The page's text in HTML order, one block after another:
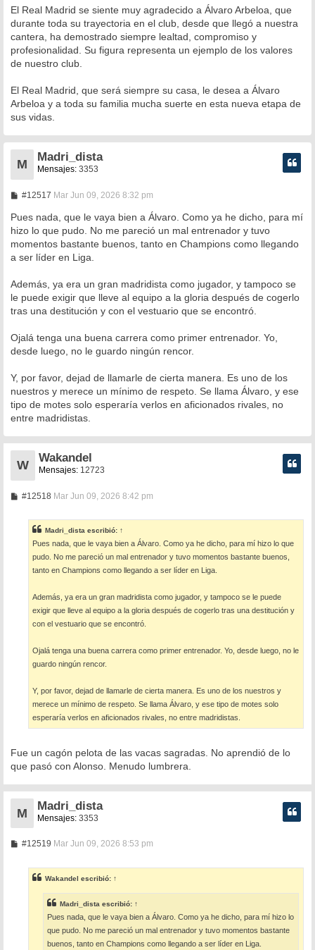
e
El Real Madrid se siente muy agradecido a Álvaro Arbeloa, que
durante toda su trayectoria en el club, desde que llegó a nuestra
cantera, ha demostrado siempre lealtad, compromiso y
profesionalidad. Su figura representa un ejemplo de los valores
de nuestro club.
El Real Madrid, que será siempre su casa, le desea a Álvaro
Arbeloa y a toda su familia mucha suerte en esta nueva etapa de
sus vidas.
M
Madri_dista
Mensajes: 3353
#12517M
n
a
j
e
Mar Jun 09, 2026 8:32 pm
Pues nada, que le vaya bien a Álvaro. Como ya he dicho, para mí
hizo lo que pudo. No me pareció un mal entrenador y tuvo
momentos bastante buenos, tanto en Champions como llegando
a ser líder en Liga.
Además, ya era un gran madridista como jugador, y tampoco se
le puede exigir que lleve al equipo a la gloria después de cogerlo
tras una destitución y con el vestuario que se encontró.
Ojalá tenga una buena carrera como primer entrenador. Yo,
desde luego, no le guardo ningún rencor.
Y, por favor, dejad de llamarle de cierta manera. Es uno de los
nuestros y merece un mínimo de respeto. Se llama Álvaro, y ese
tipo de motes solo esperaría verlos en aficionados rivales, no
entre madridistas.
W
Wakandel
Mensajes: 12723
#12518M
a
j
e
Mar Jun 09, 2026 8:42 pm
Madri_dista escribió: ↑
Pues nada, que le vaya bien a Álvaro. Como ya he dicho, para mí hizo lo que
pudo. No me pareció un mal entrenador y tuvo momentos bastante buenos,
tanto en Champions como llegando a ser líder en Liga.
Además, ya era un gran madridista como jugador, y tampoco se le puede
exigir que lleve al equipo a la gloria después de cogerlo tras una destitución y
con el vestuario que se encontró.
Ojalá tenga una buena carrera como primer entrenador. Yo, desde luego, no le
guardo ningún rencor.
Y, por favor, dejad de llamarle de cierta manera. Es uno de los nuestros y
merece un mínimo de respeto. Se llama Álvaro, y ese tipo de motes solo
esperaría verlos en aficionados rivales, no entre madridistas.
Fue un cagón pelota de las vacas sagradas. No aprendió de lo
que pasó con Alonso. Menudo lumbrera.
M
Madri_dista
Mensajes: 3353
#12519M
a
j
e
Mar Jun 09, 2026 8:53 pm
Wakandel escribió: ↑
Madri_dista escribió: ↑
Pues nada, que le vaya bien a Álvaro. Como ya he dicho, para mí hizo lo
que pudo. No me pareció un mal entrenador y tuvo momentos bastante
buenos, tanto en Champions como llegando a ser líder en Liga.